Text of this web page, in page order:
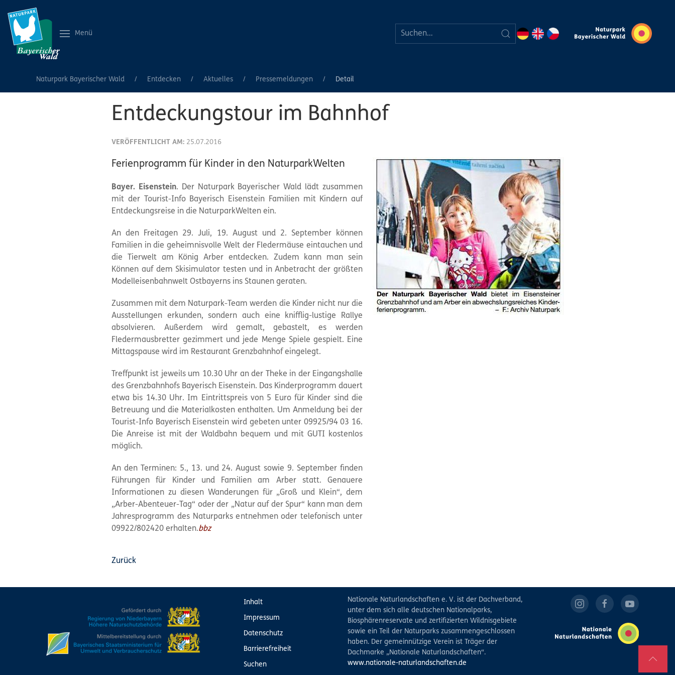
Menü
Naturpark Bayerischer Wald Entdecken Aktuelles Pressemeldungen Detail
Entdeckungstour im Bahnhof
VERÖFFENTLICHT AM: 25.07.2016
Ferienprogramm für Kinder in den NaturparkWelten
Bayer. Eisenstein. Der Naturpark Bayerischer Wald lädt zusammen
mit der Tourist-Info Bayerisch Eisenstein Familien mit Kindern auf
Entdeckungsreise in die NaturparkWelten ein.
An den Freitagen 29. Juli, 19. August und 2. September können
Familien in die geheimnisvolle Welt der Fledermäuse eintauchen und
die Tierwelt am König Arber entdecken. Zudem kann man sein
Können auf dem Skisimulator testen und in Anbetracht der größten
Modelleisenbahnwelt Ostbayerns ins Staunen geraten.
Zusammen mit dem Naturpark-Team werden die Kinder nicht nur die
Ausstellungen erkunden, sondern auch eine knifflig-lustige Rallye
absolvieren. Außerdem wird gemalt, gebastelt, es werden
Fledermausbretter gezimmert und jede Menge Spiele gespielt. Eine
Mittagspause wird im Restaurant Grenzbahnhof eingelegt.
Treffpunkt ist jeweils um 10.30 Uhr an der Theke in der Eingangshalle
des Grenzbahnhofs Bayerisch Eisenstein. Das Kinderprogramm dauert
etwa bis 14.30 Uhr. Im Eintrittspreis von 5 Euro für Kinder sind die
Betreuung und die Materialkosten enthalten. Um Anmeldung bei der
Tourist-Info Bayerisch Eisenstein wird gebeten unter 09925/94 03 16.
Die Anreise ist mit der Waldbahn bequem und mit GUTI kostenlos
möglich.
An den Terminen: 5., 13. und 24. August sowie 9. September finden
Führungen für Kinder und Familien am Arber statt. Genauere
Informationen zu diesen Wanderungen für „Groß und Klein“, dem
„Arber-Abenteuer-Tag“ oder der „Natur auf der Spur“ kann man dem
Jahresprogramm des Naturparks entnehmen oder telefonisch unter
09922/802420 erhalten.bbz
Zurück
Inhalt
Impressum
Datenschutz
Barrierefreiheit
Suchen
Nationale Naturlandschaften e. V. ist der Dachverband,
unter dem sich alle deutschen Nationalparks,
Biosphärenreservate und zertifizierten Wildnisgebiete
sowie ein Teil der Naturparks zusammengeschlossen
haben. Der gemeinnützige Verein ist Träger der
Dachmarke „Nationale Naturlandschaften“.
www.nationale-naturlandschaften.de